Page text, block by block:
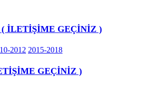
( İLETİŞİME GEÇİNİZ )
2012 2015-2018
GEÇİNİZ )